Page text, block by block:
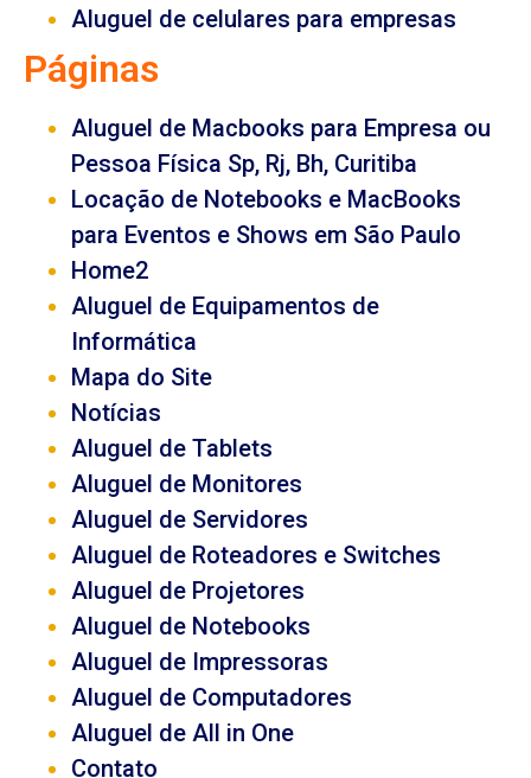
Aluguel de celulares para empresas
Páginas
Aluguel de Macbooks para Empresa ou
Pessoa Física Sp, Rj, Bh, Curitiba
Locação de Notebooks e MacBooks
para Eventos e Shows em São Paulo
Home2
Aluguel de Equipamentos de
Informática
Mapa do Site
Notícias
Aluguel de Tablets
Aluguel de Monitores
Aluguel de Servidores
Aluguel de Roteadores e Switches
Aluguel de Projetores
Aluguel de Notebooks
Aluguel de Impressoras
Aluguel de Computadores
Aluguel de All in One
Contato